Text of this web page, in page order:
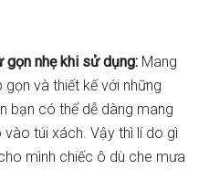
gọn nhẹ khi sử dụng: Mang
gọn và thiết kế với những
bạn có thể dễ dàng mang
túi xách. Vậy thì lí do gì
mình chiếc ô dù che mưa